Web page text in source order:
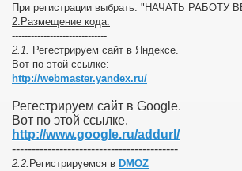
При регистрации выбрать: "НАЧАТЬ
2.Размещение кода.
------------------------------
2.1. Регестрируем сайт в Яндексе.
Вот по этой ссылке:
http://webmaster.yandex.ru/
Регестрируем сайт в Google.
Вот по этой ссылке.
http://www.google.ru/addurl/
------------------------------------------
2.2. Регистрируемся в DMOZ